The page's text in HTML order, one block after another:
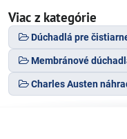
Viac z kategórie
Dúchadlá pre
Membránové
Charles Austen